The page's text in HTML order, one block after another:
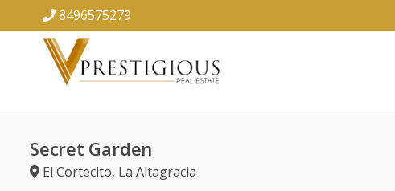
8496575279
Secret Garden
El Cortecito, La Altagracia